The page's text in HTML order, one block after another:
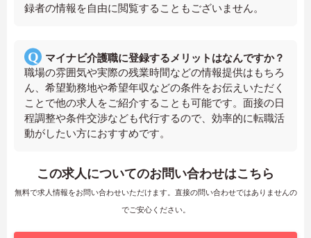
録者の情報を自由に閲覧することもございません。
マイナビ介護職に登録するメリットはなんですか？
職場の雰囲気や実際の残業時間などの情報提供はもちろ
ん、希望勤務地や希望年収などの条件をお伝えいただく
ことで他の求人をご紹介することも可能です。面接の日
程調整や条件交渉なども代行するので、効率的に転職活
動がしたい方におすすめです。
この求人についてのお問い合わせはこちら
無料で求人情報をお問い合わせいただけます。直接の問い合わせではありませんの
でご安心ください。